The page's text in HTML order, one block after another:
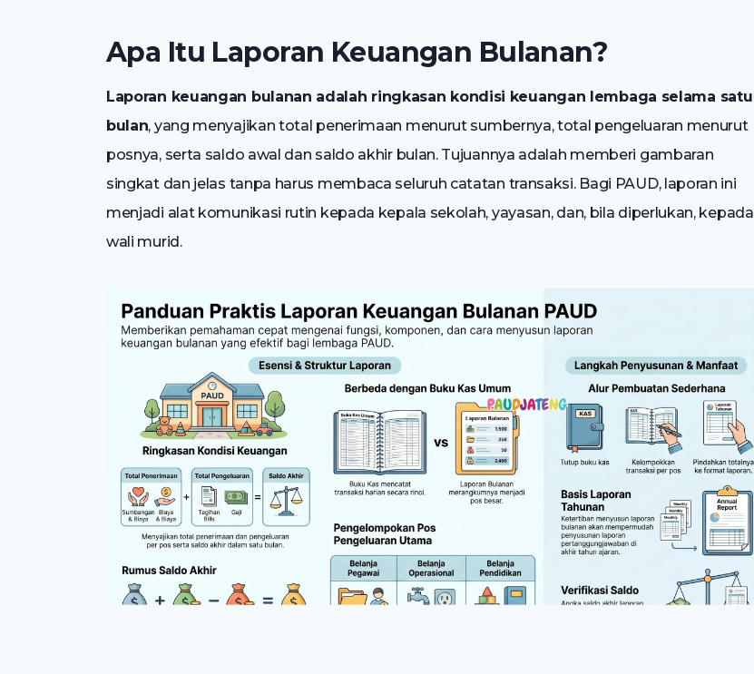
Apa Itu Laporan Keuangan Bulanan?
Laporan keuangan bulanan adalah ringkasan kondisi keuangan lembaga selama satu
bulan, yang menyajikan total penerimaan menurut sumbernya, total pengeluaran menurut
posnya, serta saldo awal dan saldo akhir bulan. Tujuannya adalah memberi gambaran
singkat dan jelas tanpa harus membaca seluruh catatan transaksi. Bagi PAUD, laporan ini
menjadi alat komunikasi rutin kepada kepala sekolah, yayasan, dan, bila diperlukan, kepada
wali murid.